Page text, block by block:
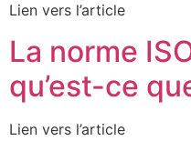
Lien vers l’article
La norme
qu’est-ce
Lien vers l’article